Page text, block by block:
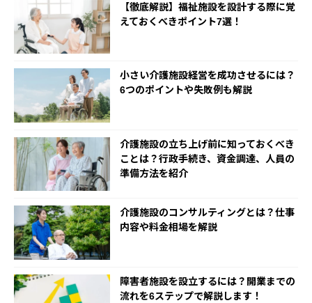
【徹底解説】福祉施設を設計する際に覚
えておくべきポイント7選！
小さい介護施設経営を成功させるには？
6つのポイントや失敗例も解説
介護施設の立ち上げ前に知っておくべき
ことは？行政手続き、資金調達、人員の
準備方法を紹介
介護施設のコンサルティングとは？仕事
内容や料金相場を解説
障害者施設を設立するには？開業までの
流れを6ステップで解説します！